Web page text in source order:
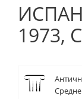
1973,